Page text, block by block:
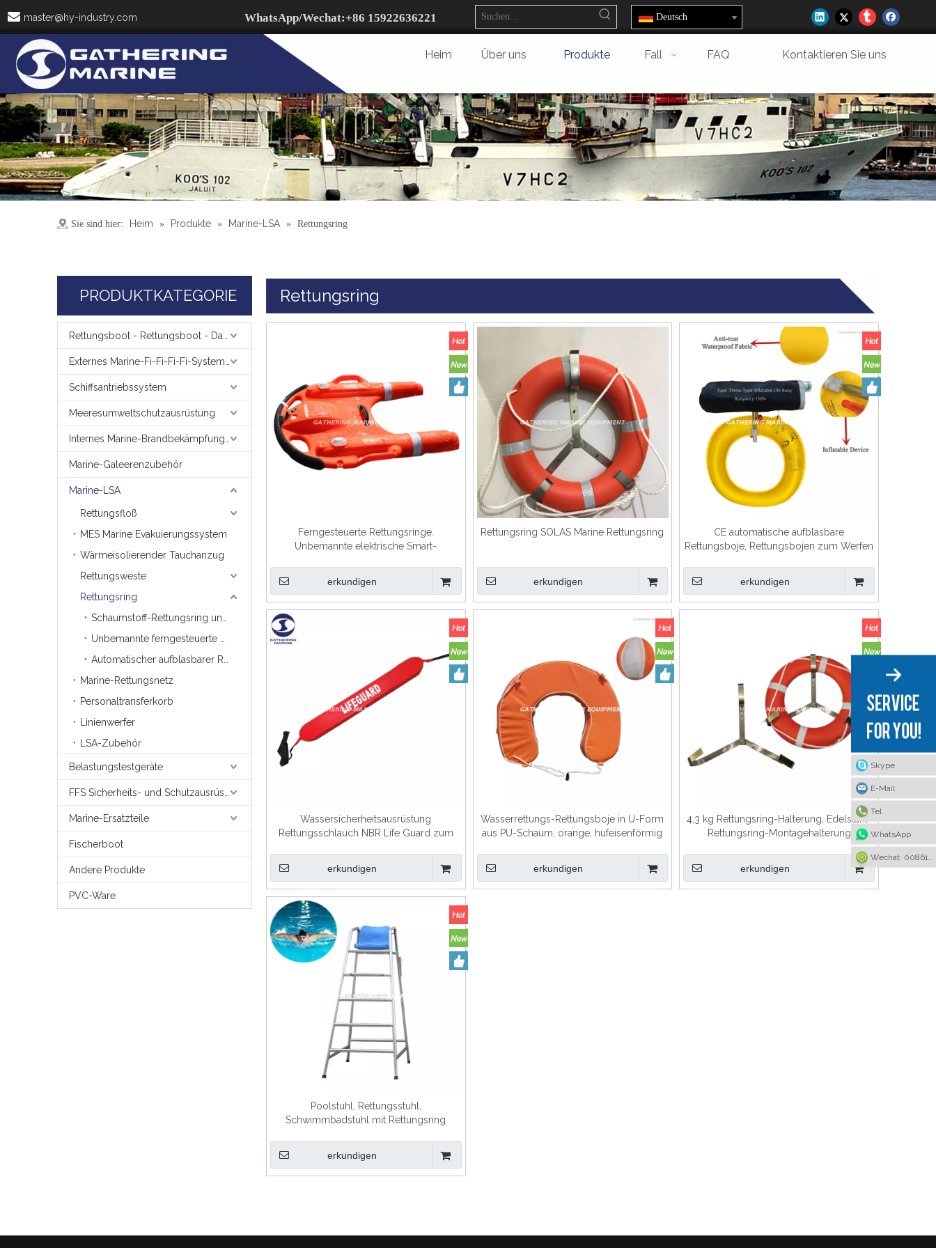
 master@hy-industry.com WhatsApp/Wechat:+86 15922636221 Deutsch
Heim Über uns Produkte Fall FAQ Kontaktieren Sie uns
Sie sind hier: Heim » Produkte » Marine-LSA » Rettungsring
PRODUKTKATEGORIE
Schiffsantriebssystem
Meeresumweltschutzausrüstung
Marine-Galeerenzubehör
Marine-LSA
Rettungsfloß
MES Marine Evakuierungssystem
Wärmeisolierender Tauchanzug
Rettungsweste
Rettungsring
Marine-Rettungsnetz
Personaltransferkorb
Linienwerfer
LSA-Zubehör
Belastungstestgeräte
Marine-Ersatzteile
Fischerboot
Andere Produkte
PVC-Ware
Rettungsring
Ferngesteuerte Rettungsringe.
Unbemannte elektrische Smart-
erkundigen
Rettungsring SOLAS Marine Rettungsring
erkundigen
CE automatische aufblasbare
Rettungsboje, Rettungsbojen zum Werfen
erkundigen
Wassersicherheitsausrüstung
Rettungsschlauch NBR Life Guard zum
erkundigen
Wasserrettungs-Rettungsboje in U-Form
aus PU-Schaum, orange, hufeisenförmig
erkundigen
4,3 kg Rettungsring-Halterung, Edelstahl-
Rettungsring-Montagehalterung
erkundigen
Poolstuhl, Rettungsstuhl,
Schwimmbadstuhl mit Rettungsring
erkundigen
Skype
E-Mail
Tel
WhatsApp